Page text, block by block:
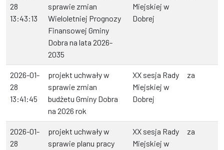
28
13:43:13
sprawie zmian
Wieloletniej Prognozy
Finansowej Gminy
Dobra na lata 2026-
2035
Miejskiej w
Dobrej
2026-01-
28
13:41:45
projekt uchwały w
sprawie zmian
budżetu Gminy Dobra
na 2026 rok
XX sesja Rady
Miejskiej w
Dobrej
za
2026-01-
28
projekt uchwały w
sprawie planu pracy
XX sesja Rady
Miejskiej w
za